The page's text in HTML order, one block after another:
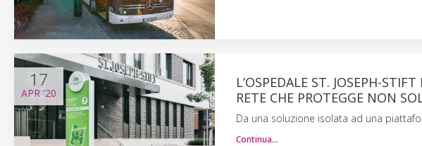
17
APR'20
L’OSPEDALE ST. JOSEPH-
RETE CHE PROTEGGE NON
Da una soluzione isolata ad una
Continua…